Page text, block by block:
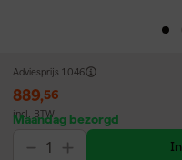
Adviesprijs 1.046
889,56
incl. BTW
Maandag bezorgd